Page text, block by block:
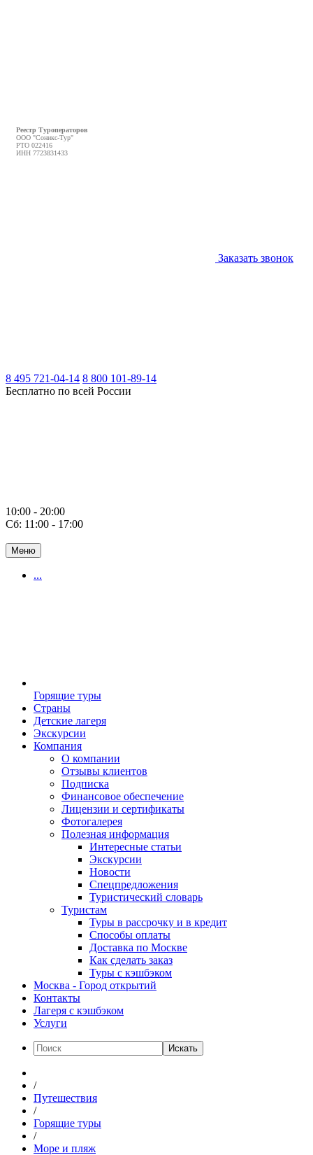
Реестр Туроператоров
ООО "Соникс-Тур"
РТО 022416
ИНН 7723831433
Заказать звонок
8 495 721-04-14 8 800 101-89-14
Бесплатно по всей России
10:00 - 20:00
Сб: 11:00 - 17:00
Меню
...
Горящие туры
Страны
Детские лагеря
Экскурсии
Компания
О компании
Отзывы клиентов
Подписка
Финансовое обеспечение
Лицензии и сертификаты
Фотогалерея
Полезная информация
Интересные статьи
Экскурсии
Новости
Спецпредложения
Туристический словарь
Туристам
Туры в рассрочку и в кредит
Способы оплаты
Доставка по Москве
Как сделать заказ
Туры с кэшбэком
Москва - Город открытий
Контакты
Лагеря с кэшбэком
Услуги
Искать
/
Путешествия
/
Горящие туры
/
Море и пляж